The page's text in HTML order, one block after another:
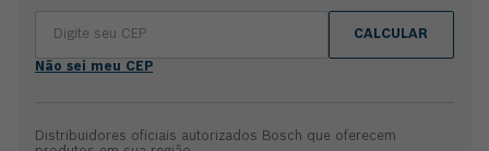
cilíndrico no mesmo diâmetro da broca e entre as medidas
utilização em furadeiras e parafusadeiras com mandril de até
meses Bosch.
CALCULAR
Não sei meu CEP
Distribuidores oficiais autorizados Bosch que oferecem